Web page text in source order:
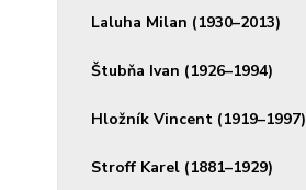
Laluha Milan (1930–2013)
Štubňa Ivan (1926–1994)
Hložník Vincent (1919–1997)
Stroff Karel (1881–1929)